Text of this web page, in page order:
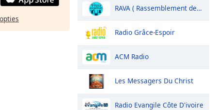
RAVA ( Rassemblement des Vrais Adorateurs)
Radio Grâce-Espoir
ACM Radio
Les Messagers Du Christ
Radio Evangile Côte D'ivoire